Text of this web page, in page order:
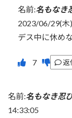
名前:名もなき
2023/06/29(木
デス中に休め
返
名前:名もなき忍
14:33:05